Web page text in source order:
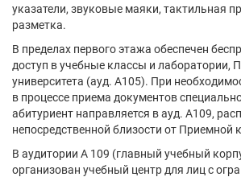
указатели, звуковые маяки, тактильная
разметка.
В пределах первого этажа обеспечен
доступ в учебные классы и лаборатории,
университета (ауд. А105). При
в процессе приема документов
абитуриент направляется в ауд. А109,
непосредственной близости от Приемной
В аудитории А 109 (главный учебный
организован учебный центр для лиц с